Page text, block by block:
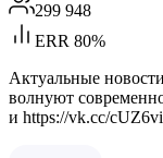
299 948
ERR 80%
Актуальные
волнуют
и https://vk.cc/